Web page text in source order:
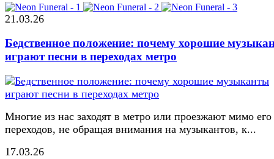
21.03.26
Бедственное положение: почему хорошие
играют песни в переходах метро
Многие из нас заходят в метро или проезжают мимо его
переходов, не обращая внимания на музыкантов, к...
17.03.26